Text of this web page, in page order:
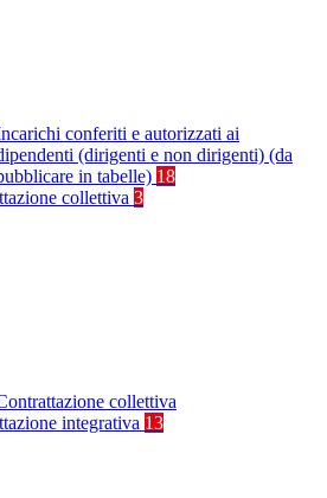
conferiti e autorizzati ai
(dirigenti e non dirigenti) (da
in tabelle) 18
collettiva 3
collettiva
integrativa 13